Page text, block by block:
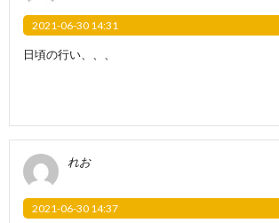
2021-06-30 14:31
日頃の行い、、、
れお
2021-06-30 14:37